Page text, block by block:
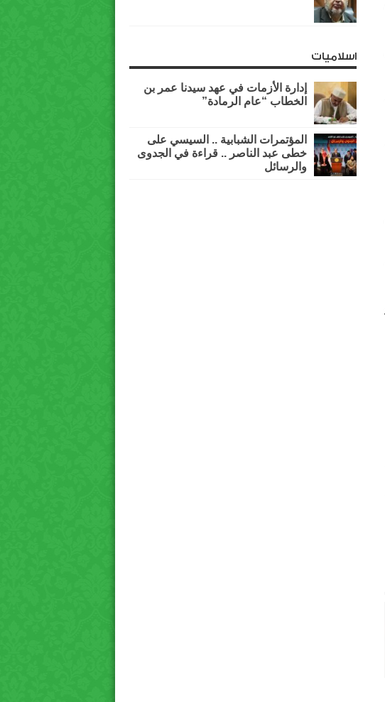
اسلاميات
إدارة الأزمات في عهد سيدنا عمر بن
الخطاب “عام الرمادة”
المؤتمرات الشبابية .. السيسي على
خطى عبد الناصر .. قراءة في الجدوى
والرسائل